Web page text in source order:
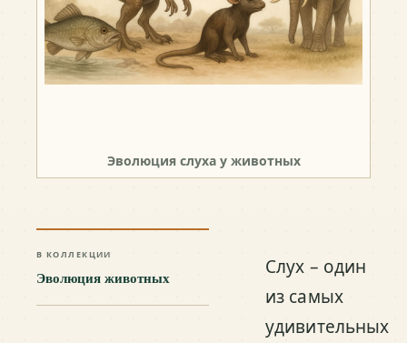
Эволюция слуха у животных
В КОЛЛЕКЦИИ
Эволюция животных
Слух – один
из самых
удивительных